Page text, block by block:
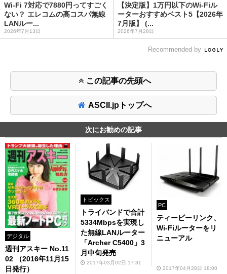
Wi-Fi 7対応で7880円ってすごく
ない？ エレコムの高コスパ無線
LANルー...
2026年7月13日
【決定版】1万円以下のWi-Fiル
ーターおすすめベスト5【2026年
7月版】 (...
2026年7月28日
Recommended by
この記事の先頭へ
ASCII.jpトップへ
次にお勧めの記事
デジタル
週刊アスキー No.11
02 （2016年11月15
日発行）
トピックス
トライバンドで合計
5334Mbpsを実現し
た無線LANルーター
「Archer C5400」3
月中旬発売
2017年03月02日 17:31
PC
ティーピーリンク、
Wi-Fiルーターをリ
ニューアル
2017年04月28日 18:00